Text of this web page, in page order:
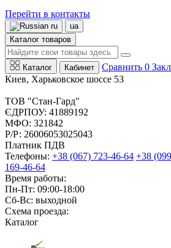
Перейти в контакты
ru
ua
Каталог товаров
Каталог Кабинет Сравнить 0
Киев, Харьковское шоссе 53
ТОВ "Стан-Гард"
ЄДРПОУ: 41889192
МФО: 321842
Р/Р: 26006053025043
Платник ПДВ
Телефоны: +38 (067) 723-46-64 +38
169-46-64
Время работы:
Пн-Пт: 09:00-18:00
Сб-Вс: выходной
Схема проезда:
Каталог